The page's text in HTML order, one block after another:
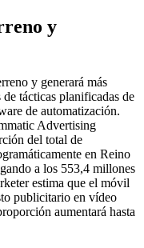
y
y generará más
tácticas planificadas de
de automatización.
Advertising
del total de
en Reino
a los 553,4 millones
estima que el móvil
publicitario en vídeo
aumentará hasta